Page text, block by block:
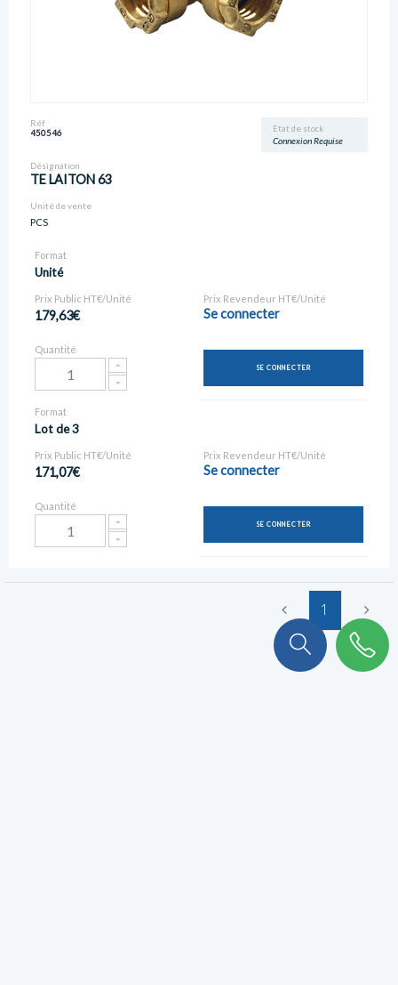
Etat de stock
Connexion Requise
Réf
450546
Désignation
TE LAITON 63
Unité de vente
PCS
Format
Unité
Prix Public HT€/Unité
179,63€
Prix Revendeur HT€/Unité
Se connecter
Quantité
SE CONNECTER
Format
Lot de 3
Prix Public HT€/Unité
171,07€
Prix Revendeur HT€/Unité
Se connecter
Quantité
SE CONNECTER
1